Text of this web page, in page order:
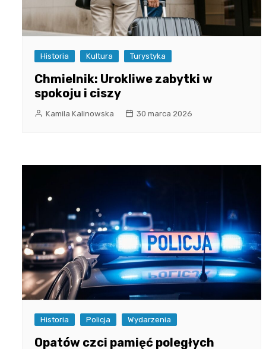
Historia Kultura Turystyka
Chmielnik: Urokliwe zabytki w
spokoju i ciszy
Kamila Kalinowska 30 marca 2026
Historia Policja Wydarzenia
Opatów czci pamięć poległych